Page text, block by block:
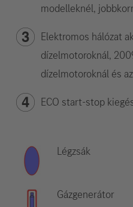
modelleknél,
Elektromos hálózat
dízelmotoroknál,
dízelmotoroknál és
ECO start-stop
Légzsák
Gázgenerátor